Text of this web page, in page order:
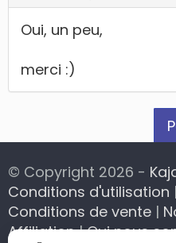
Oui, un peu,
merci :)
© Copyright 2026 -
Conditions d'utilisation |
Conditions de vente |
Affiliation|Qui nous